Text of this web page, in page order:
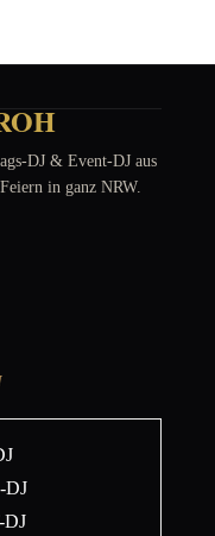
DJ & Event-DJ aus
in ganz NRW.
DJ